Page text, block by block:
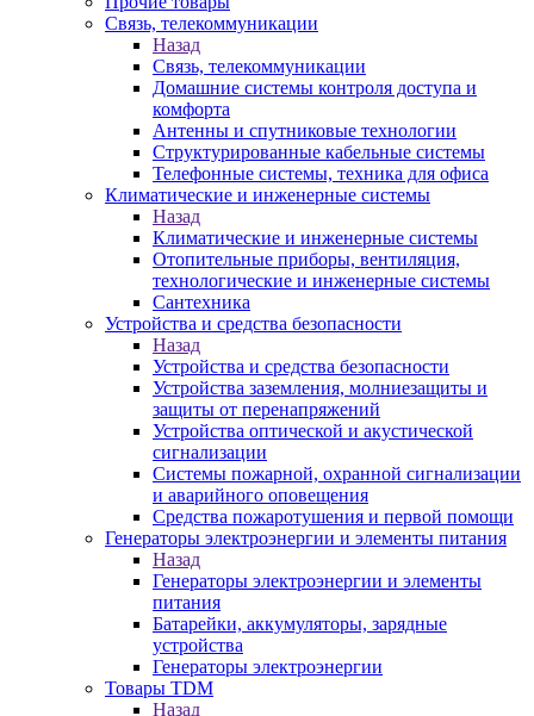
Связь, телекоммуникации
Назад
Связь, телекоммуникации
Домашние системы контроля доступа и
комфорта
Антенны и спутниковые технологии
Структурированные кабельные системы
Телефонные системы, техника для офиса
Климатические и инженерные системы
Назад
Климатические и инженерные системы
Отопительные приборы, вентиляция,
технологические и инженерные системы
Сантехника
Устройства и средства безопасности
Назад
Устройства и средства безопасности
Устройства заземления, молниезащиты и
защиты от перенапряжений
Устройства оптической и акустической
сигнализации
Системы пожарной, охранной сигнализации
и аварийного оповещения
Средства пожаротушения и первой помощи
Генераторы электроэнергии и элементы питания
Назад
Генераторы электроэнергии и элементы
питания
Батарейки, аккумуляторы, зарядные
устройства
Генераторы электроэнергии
Товары TDM
Назад